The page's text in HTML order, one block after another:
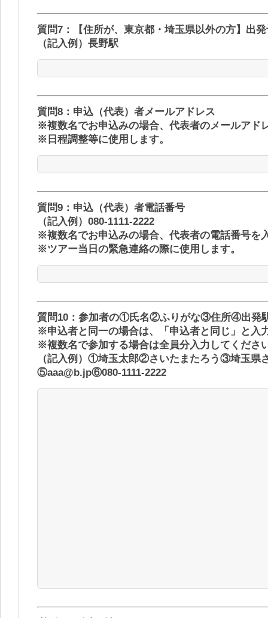
質問7：【住所が、東京都・埼玉県以外の方】出
（記入例）長野駅
質問8：申込（代表）者メールアドレス
※複数名でお申込みの場合、代表者のメールアド
※日程調整等に使用します。
質問9：申込（代表）者電話番号
（記入例）080-1111-2222
※複数名でお申込みの場合、代表者の電話番号を
※ツアー当日の緊急連絡の際に使用します。
質問10：参加者の①氏名②ふりがな③住所④出発
※申込者と同一の場合は、「申込者と同じ」と入
※複数名で参加する場合は全員分入力してくださ
（記入例）①埼玉太郎②さいたまたろう③埼玉県
⑤aaa@b.jp⑥080-1111-2222